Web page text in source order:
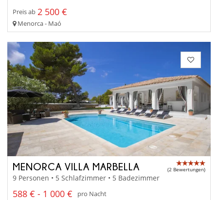
Preis ab 2 500 €
Menorca - Maó
MENORCA VILLA MARBELLA (2 Bewertungen)
9 Personen • 5 Schlafzimmer • 5 Badezimmer
588 € - 1 000 €
pro Nacht